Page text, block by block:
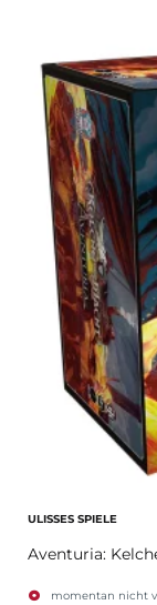
ULISSES SPIELE
Aventuria:
momentan nicht